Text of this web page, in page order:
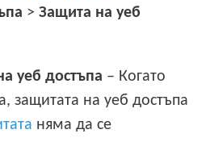
>Защита на уеб
уеб достъпа – Когато
защитата на уеб достъпа
няма да се